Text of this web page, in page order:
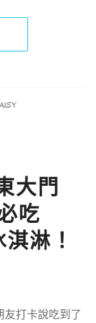
大門
吃
淋！
打卡說吃到了